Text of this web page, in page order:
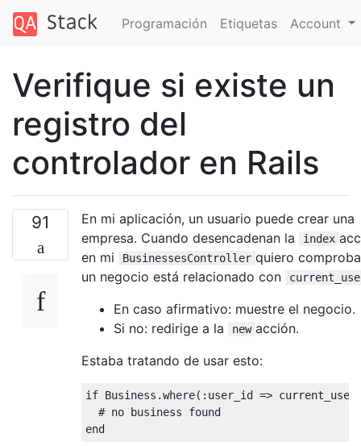
Programación Etiquetas Account
Verifique si existe un
registro del
controlador en Rails
91
En mi aplicación, un usuario puede crear una
empresa. Cuando desencadenan la
index
en mi
BusinessesController quiero
un negocio está relacionado con
En caso afirmativo: muestre el negocio.
Si no: redirige a la
new acción.
Estaba tratando de usar esto:
if Business.where( :user_id =>
# no business found
end